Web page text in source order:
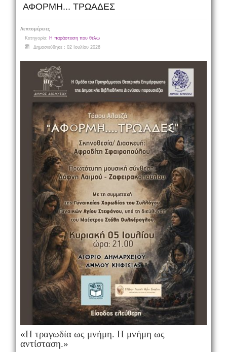
ΑΦΟΡΜΗ... ΤΡΩΑΔΕΣ
Λεπτομέρειες
Κατηγορία: Η παράσταση που θέλω
Δημοσιεύθηκε : 02 Ιουλίου 2026
«Η τραγωδία ως μνήμη. Η μνήμη ως
αντίσταση.»